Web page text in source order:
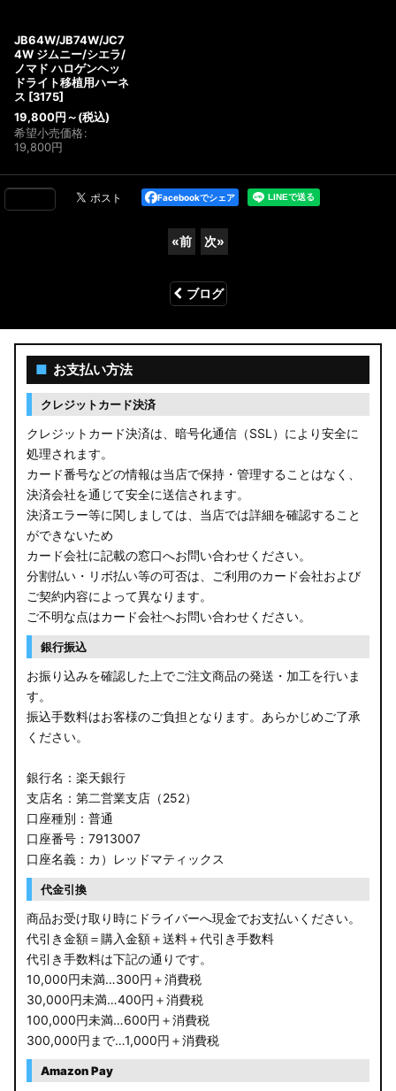
JB64W/JB74W/JC7
4W ジムニー/シエラ/
ノマド ハロゲンヘッ
ドライト移植用ハーネ
ス [3175]
19,800円 ～ (税込)
希望小売価格:
19,800円
Facebookでシェア
«前 次»
ブログ
■ お支払い方法
クレジットカード決済
クレジットカード決済は、暗号化通信（SSL）により安全に
処理されます。
カード番号などの情報は当店で保持・管理することはなく、
決済会社を通じて安全に送信されます。
決済エラー等に関しましては、当店では詳細を確認すること
ができないため
カード会社に記載の窓口へお問い合わせください。
分割払い・リボ払い等の可否は、ご利用のカード会社および
ご契約内容によって異なります。
ご不明な点はカード会社へお問い合わせください。
銀行振込
お振り込みを確認した上でご注文商品の発送・加工を行いま
す。
振込手数料はお客様のご負担となります。あらかじめご了承
ください。
銀行名：楽天銀行
支店名：第二営業支店（252）
口座種別：普通
口座番号：7913007
口座名義：カ）レッドマティックス
代金引換
商品お受け取り時にドライバーへ現金でお支払いください。
代引き金額＝購入金額＋送料＋代引き手数料
代引き手数料は下記の通りです。
10,000円未満…300円＋消費税
30,000円未満…400円＋消費税
100,000円未満…600円＋消費税
300,000円まで…1,000円＋消費税
Amazon Pay